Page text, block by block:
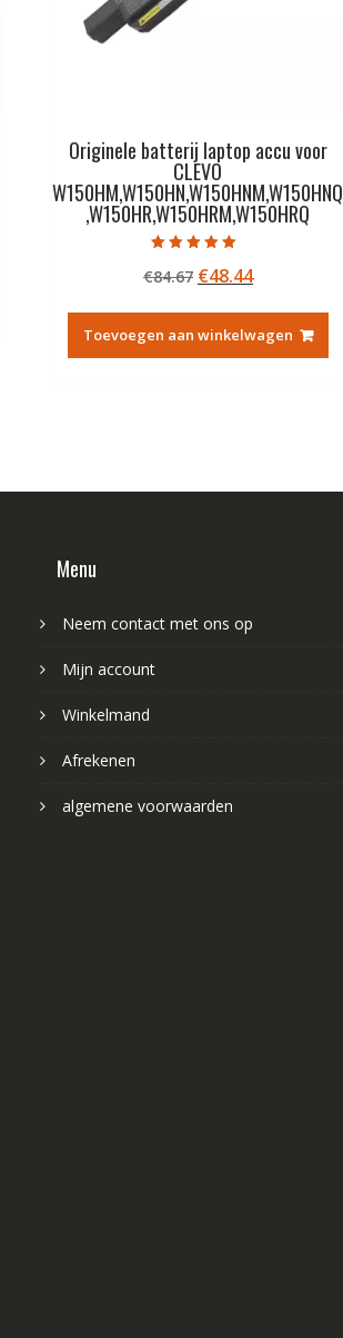
Originele batterij laptop accu voor
CLEVO
W150HM,W150HN,W150HNM,W150HNQ
,W150HR,W150HRM,W150HRQ
5.00
uit 5
€84.67 Oorspronkelijke
was:
€84.67.
€48.44Huidige
€48.44.
Toevoegen aan winkelwagen
Menu
Neem contact met ons op
Mijn account
Winkelmand
Afrekenen
algemene voorwaarden